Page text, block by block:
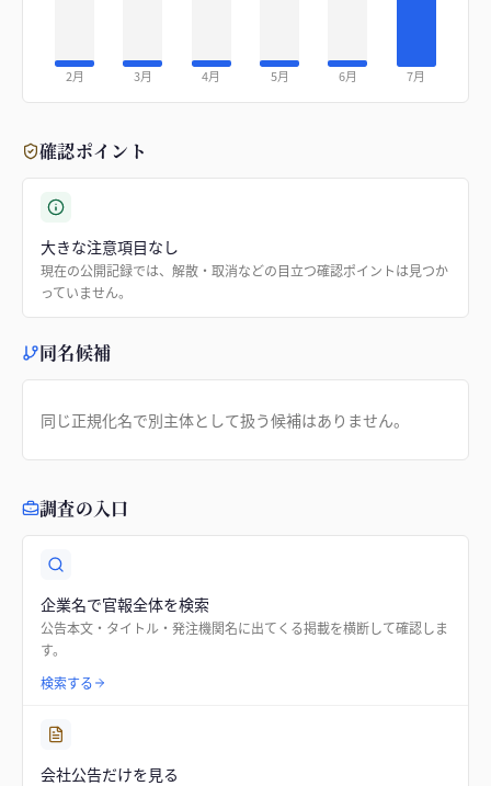
2月 3月 4月 5月 6月 7月
確認ポイント
大きな注意項目なし
現在の公開記録では、解散・取消などの目立つ確認ポイントは見つか
っていません。
同名候補
同じ正規化名で別主体として扱う候補はありません。
調査の入口
企業名で官報全体を検索
公告本文・タイトル・発注機関名に出てくる掲載を横断して確認しま
す。
検索する
会社公告だけを見る